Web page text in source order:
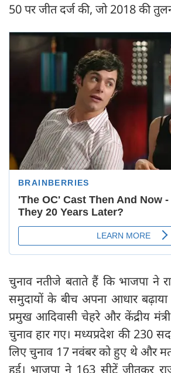
50 पर जीत दर्ज की, जो 2018 की
चुनाव नतीजे बताते हैं कि भाजपा ने
समुदायों के बीच अपना आधार बढ़ाया
प्रमुख आदिवासी चेहरे और केंद्रीय
चुनाव हार गए। मध्यप्रदेश की 230
लिए चुनाव 17 नवंबर को हुए थे और
हुई। भाजपा ने 163 सीटें जीतकर